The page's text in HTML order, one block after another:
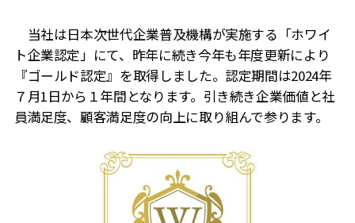
当社は日本次世代企業普及機構が実施する「ホワイ
ト企業認定」にて、昨年に続き今年も年度更新により
『ゴールド認定』を取得しました。認定期間は2024年
７月1日から１年間となります。引き続き企業価値と社
員満足度、顧客満足度の向上に取り組んで参ります。